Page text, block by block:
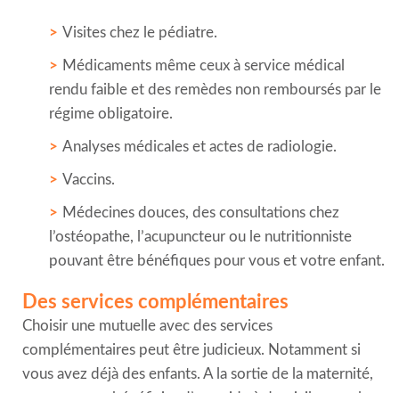
Visites chez le pédiatre.
Médicaments même ceux à service médical
rendu faible et des remèdes non remboursés par le
régime obligatoire.
Analyses médicales et actes de radiologie.
Vaccins.
Médecines douces, des consultations chez
l’ostéopathe, l’acupuncteur ou le nutritionniste
pouvant être bénéfiques pour vous et votre enfant.
Des services complémentaires
Choisir une mutuelle avec des services
complémentaires peut être judicieux. Notamment si
vous avez déjà des enfants. A la sortie de la maternité,